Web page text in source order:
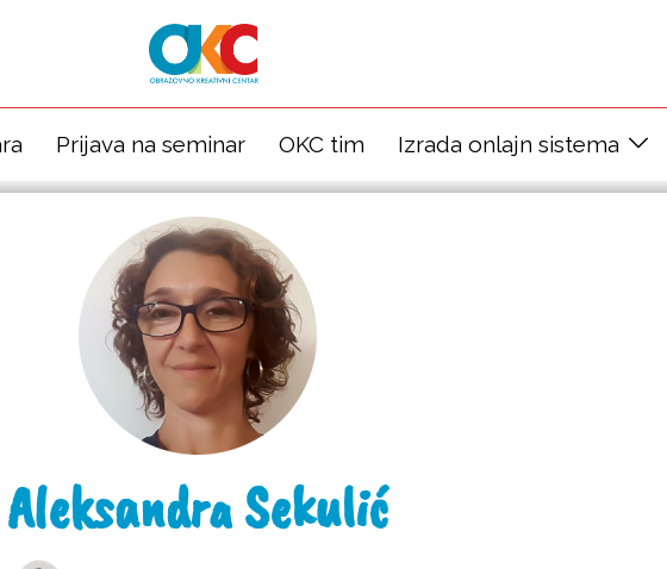
Prijava na seminar OKC tim Izrada onlajn sistema
Aleksandra Sekulić